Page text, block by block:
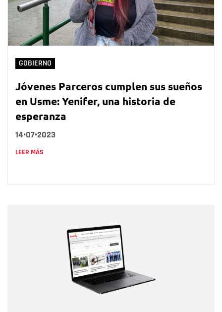
GOBIERNO
Jóvenes Parceros cumplen sus sueños
en Usme: Yenifer, una historia de
esperanza
14•07•2023
LEER MÁS
Correo electrónico
Tipo de comentario